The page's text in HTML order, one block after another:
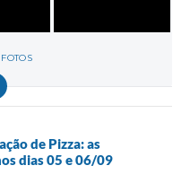
de Pizza: as
dias 05 e 06/09